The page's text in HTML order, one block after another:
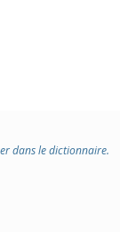
dans le dictionnaire.